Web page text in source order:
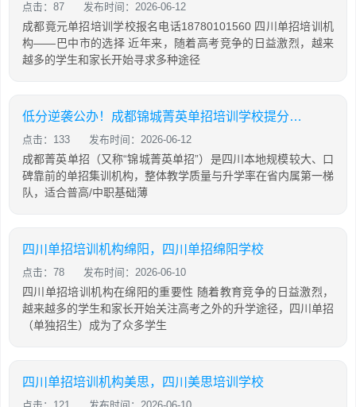
点击：87 发布时间：2026-06-12
成都竟元单招培训学校报名电话18780101560 四川单招培训机
构——巴中市的选择 近年来，随着高考竞争的日益激烈，越来
越多的学生和家长开始寻求多种途径
低分逆袭公办！成都锦城菁英单招培训学校提分攻略
点击：133 发布时间：2026-06-12
成都菁英单招（又称“锦城菁英单招”）是四川本地规模较大、口
碑靠前的单招集训机构，整体教学质量与升学率在省内属第一梯
队，适合普高/中职基础薄
四川单招培训机构绵阳，四川单招绵阳学校
点击：78 发布时间：2026-06-10
四川单招培训机构在绵阳的重要性 随着教育竞争的日益激烈，
越来越多的学生和家长开始关注高考之外的升学途径，四川单招
（单独招生）成为了众多学生
四川单招培训机构美思，四川美思培训学校